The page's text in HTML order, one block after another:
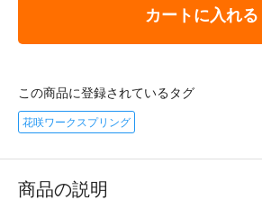
カートに入れる
この商品に登録されているタグ
花咲ワークスプリング
商品の説明